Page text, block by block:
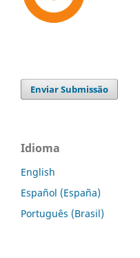
Enviar Submissão
Idioma
English
Español (España)
Português (Brasil)